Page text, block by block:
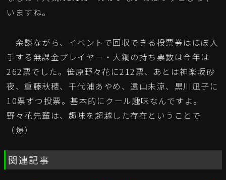
いますね。
余談ながら、イベントで回収できる投票券はほぼ入
手する無課金プレイヤー・大鋼の持ち票数は今年は
262票でした。笹原野々花に212票、あとは神楽坂砂
夜、重藤秋穂、千代浦あやめ、遠山未涼、黒川凪子に
10票ずつ投票。基本的にクール趣味なんですよ。
野々花先輩は、趣味を超越した存在ということで
（爆）
関連記事